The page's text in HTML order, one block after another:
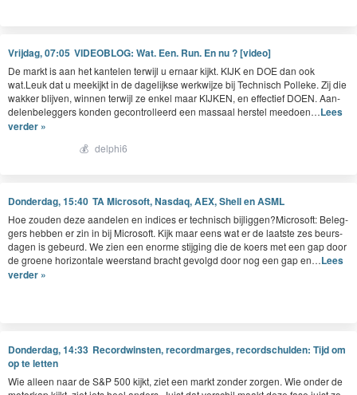
Edelmetalen herstellen verder:
Beleggers zoeken na de stevige correctie bij het goud en zilver opnieuw naar
zekerheid buiten de techhype. Goud handelt vanmorgen rond $5.100 na een
historische terugval tot rond de $4.450, zilver noteert ook fors hoger na de
bodem op $71. Vanmorgen komt het zilver uit op $89. De edelmetalen blijven
Vrijdag, 07:05 VIDEOBLOG: Wat. Een. Run. En nu ? [video]
De markt is aan het kan­te­len ter­wi­jl u ernaar kijkt. KIJKen DOEdan ook
wat.Leuk dat u meek­ijkt in de dagelijkse werk­wi­jze bij Tech­nisch Polleke. Zij die
wakker bli­jven, win­nen ter­wi­jl ze enkel maar KIJKEN, en effec­tief DOEN. Aan­
de­len­be­leg­gers kon­den gecon­trolleerd een mas­saal her­s­tel meedoen…Lees
verder »
💰 delphi6
Donderdag, 15:40 TA Microsoft, Nasdaq, AEX, Shell en ASML
Hoe zouden deze aan­de­len en indices er tech­nisch bijliggen?Microsoft: Beleg­
gers hebben er zin in bij Microsoft. Kijk maar eens wat er de laat­ste zes beurs­
da­gen is gebeurd. We zien een enorme sti­jging die de koers met een gap door
de groene hor­i­zon­tale weer­stand bracht gevol­gd door nog een gap en…Lees
verder »
Donderdag, 14:33 Recordwinsten, recordmarges, recordschulden: Tijd om
op te letten
Wie alleen naar de S&P 500 kijkt, ziet een markt zonder zorgen. Wie onder de